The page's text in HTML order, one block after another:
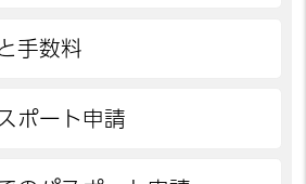
手数料
ポート申請